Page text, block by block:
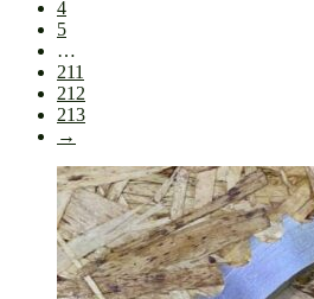
4
5
…
211
212
213
→